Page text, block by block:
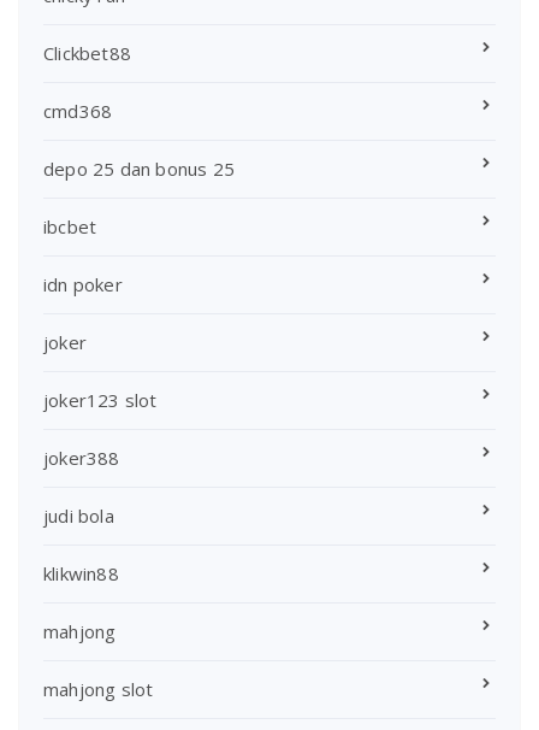
Clickbet88
cmd368
depo 25 dan bonus 25
ibcbet
idn poker
joker
joker123 slot
joker388
judi bola
klikwin88
mahjong
mahjong slot